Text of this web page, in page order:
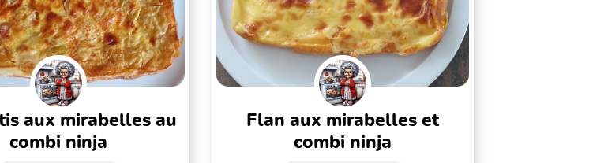
combi ninja
flan aux mirabelles et
combi ninja